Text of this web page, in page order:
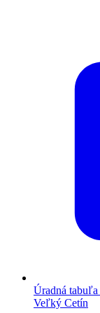
Úradná tabuľa
Veľký Cetín